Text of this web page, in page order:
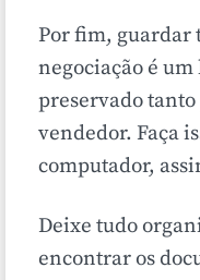
Por fim, guardar
negociação é
preservado
vendedor. Faça
computador,
Deixe tudo
encontrar os